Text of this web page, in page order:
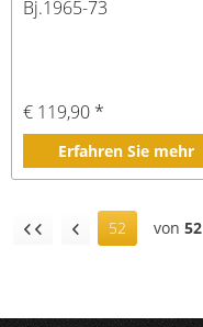
Bj.1965-73
€ 119,90 *
Erfahren Sie mehr
52 von 52